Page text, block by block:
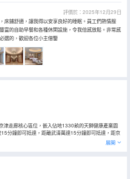
評價於：2025年12月29日
床鋪舒適，讓我得以安享良好的睡眠。員工們熱情服
富的自助早餐和各種休閑設施，令我倍感放鬆。非常感
選的，歡迎各位小主借鑒
津走廊核心區位，嵌入佔地1330畝的天獅健康產業園
分鐘即可抵達，距離武清萬達15分鐘即可抵達，距京
分鐘、前往天津市區僅18分鐘，距離天津國際機場約
米，建築氣勢恢宏、設計新穎別緻，整體定位為集會
3000餘人同時用餐的國際宴會廳，還有可適配50至
展開